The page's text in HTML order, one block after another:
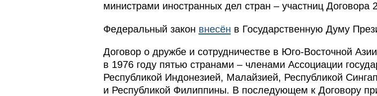
министрами иностранных дел стран – участниц Договора
Федеральный закон внесён в Государственную Думу
Договор о дружбе и сотрудничестве в Юго-Восточной
в 1976 году пятью странами – членами Ассоциации
Республикой Индонезией, Малайзией, Республикой
и Республикой Филиппины. В последующем к Договору